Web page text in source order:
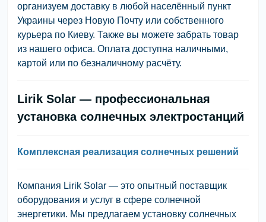
организуем доставку в любой населённый пункт
Украины через Новую Почту или собственного
курьера по Киеву. Также вы можете забрать товар
из нашего офиса. Оплата доступна наличными,
картой или по безналичному расчёту.
Lirik Solar — профессиональная
установка солнечных электростанций
Комплексная реализация солнечных решений
Компания Lirik Solar — это опытный поставщик
оборудования и услуг в сфере солнечной
энергетики. Мы предлагаем установку солнечных